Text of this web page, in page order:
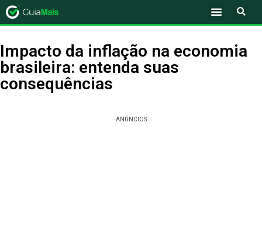
Impacto da inflação na economia
brasileira: entenda suas
consequências
ANÚNCIOS